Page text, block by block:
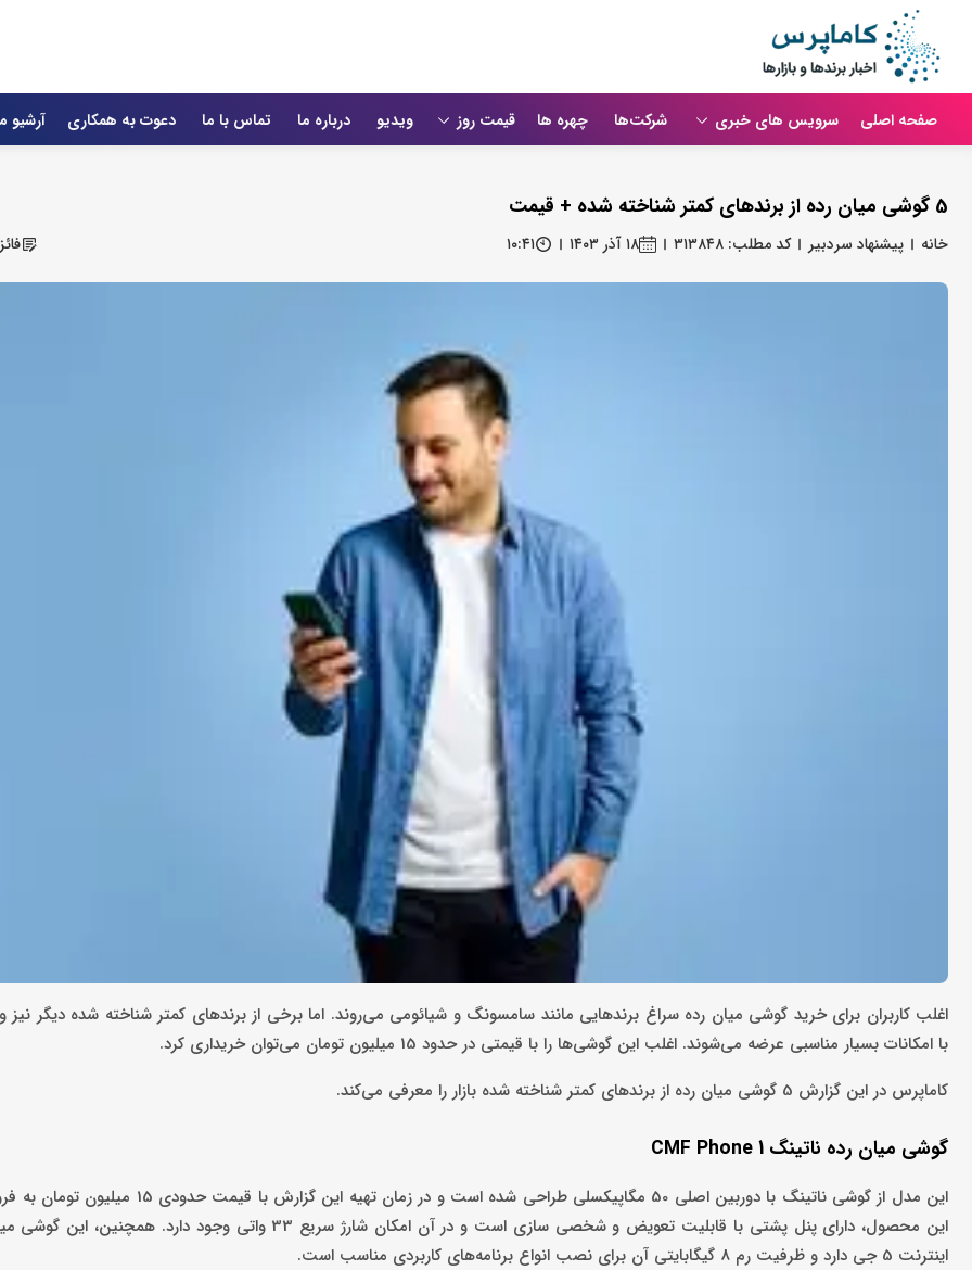
صفحه اصلی سرویس های خبری شرکت‌ها چهره ها قیمت روز ویدیو درباره ما تماس با ما دعوت به همکاری آرشیو
5 گوشی میان رده از برندهای کمتر شناخته شده + قیمت
خانه پیشنهاد سردبیر کد مطلب: ۳۱۳۸۴۸ ۱۸ آذر ۱۴۰۳ ۱۰:۴۱
اغلب کاربران برای خرید گوشی میان رده سراغ برندهایی مانند سامسونگ و شیائومی می‌روند. اما برخی از برندهای کمتر شناخته شده دیگر نیز
با امکانات بسیار مناسبی عرضه می‌شوند. اغلب این گوشی‌ها را با قیمتی در حدود 15 میلیون تومان می‌توان خریداری کرد.
کاماپرس در این گزارش 5 گوشی میان رده از برندهای کمتر شناخته شده بازار را معرفی می‌کند.
گوشی میان رده ناتینگ CMF Phone 1
این مدل از گوشی ناتینگ با دوربین اصلی 50 مگاپیکسلی طراحی شده است و در زمان
این محصول، دارای پنل پشتی با قابلیت تعویض و شخصی سازی است و در آن امکان شارژ سریع 33 واتی وجود
اینترنت 5 جی دارد و ظرفیت رم 8 گیگابایتی آن برای نصب انواع برنامه‌های کاربردی مناسب است.